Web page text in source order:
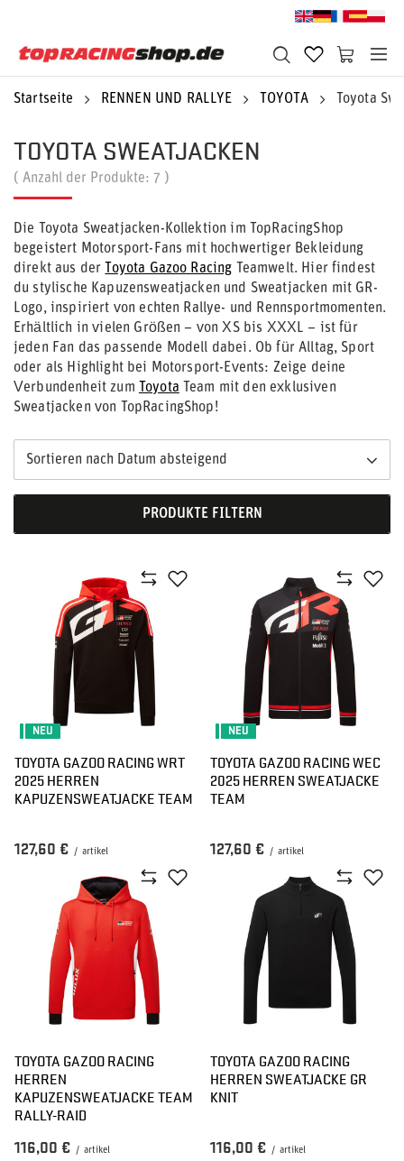
Startseite RENNEN UND RALLYE TOYOTA Toyota
TOYOTA SWEATJACKEN
( Anzahl der Produkte: 7 )
Die Toyota Sweatjacken-Kollektion im TopRacingShop
begeistert Motorsport-Fans mit hochwertiger Bekleidung
direkt aus der Toyota Gazoo Racing Teamwelt. Hier findest
du stylische Kapuzensweatjacken und Sweatjacken mit GR-
Logo, inspiriert von echten Rallye- und Rennsportmomenten.
Erhältlich in vielen Größen – von XS bis XXXL – ist für
jeden Fan das passende Modell dabei. Ob für Alltag, Sport
oder als Highlight bei Motorsport-Events: Zeige deine
Verbundenheit zum Toyota Team mit den exklusiven
Sweatjacken von TopRacingShop!
Sortieren nach Datum absteigend
PRODUKTE FILTERN
NEU
TOYOTA GAZOO RACING WRT
2025 HERREN
KAPUZENSWEATJACKE TEAM
127,60 € / artikel
NEU
TOYOTA GAZOO RACING WEC
2025 HERREN SWEATJACKE
TEAM
127,60 € / artikel
TOYOTA GAZOO RACING
HERREN
KAPUZENSWEATJACKE TEAM
RALLY-RAID
116,00 € / artikel
TOYOTA GAZOO RACING
HERREN SWEATJACKE GR
KNIT
116,00 € / artikel